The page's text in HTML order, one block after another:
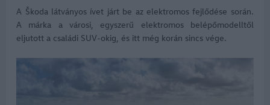
A Škoda látványos ívet járt be az elektromos fejlődése során.
A márka a városi, egyszerű elektromos belépőmodelltől
eljutott a családi SUV-okig, és itt még korán sincs vége.